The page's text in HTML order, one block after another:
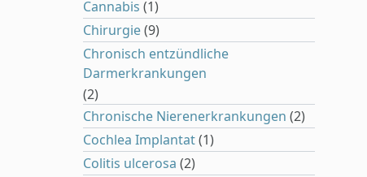
Cannabis (1)
Chirurgie(9)
Chronisch entzündliche
Darmerkrankungen
(2)
Chronische Nierenerkrankungen (2)
Cochlea Implantat(1)
Colitis ulcerosa (2)